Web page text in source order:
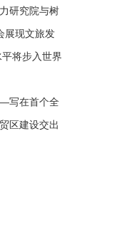
研究院与树
现文旅发
将步入世界
写在首个全
区建设交出